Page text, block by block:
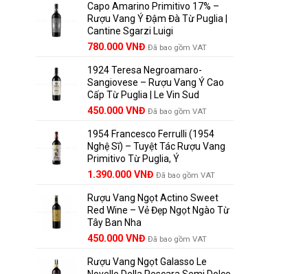
Capo Amarino Primitivo 17% –
Rượu Vang Ý Đậm Đà Từ Puglia |
Cantine Sgarzi Luigi
Giá
là:
858.000 VNĐ.
780.000 VNĐGiá
tại
là:
780.000 VNĐ.
Đã bao gồm VAT
1924 Teresa Negroamaro-
Sangiovese – Rượu Vang Ý Cao
Cấp Từ Puglia | Le Vin Sud
Giá
là:
495.000 VNĐ.
450.000 VNĐGiá
tại
là:
450.000 VNĐ.
Đã bao gồm VAT
1954 Francesco Ferrulli (1954
Nghệ Sĩ) – Tuyệt Tác Rượu Vang
Primitivo Từ Puglia, Ý
Giá
là:
1.529.000 VNĐ.
1.390.000 VNĐGiá
tại
là:
Đã bao gồm VAT
Rượu Vang Ngọt Actino Sweet
Red Wine – Vẻ Đẹp Ngọt Ngào Từ
Tây Ban Nha
450.000 VNĐ Đã bao gồm VAT
Rượu Vang Ngọt Galasso Le